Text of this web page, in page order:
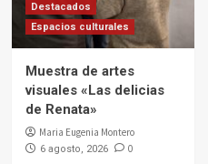
Destacados
Espacios culturales
Muestra de artes
visuales «Las delicias
de Renata»
Maria Eugenia Montero
6 agosto, 2026 0